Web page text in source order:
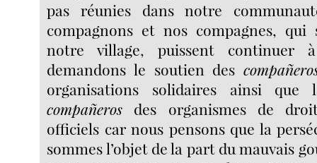
pas réunies dans notre
compagnons et nos compagnes, qui
notre village, puissent continuer
demandons le soutien des
organisations solidaires ainsi que
compañeros des organismes de
officiels car nous pensons que la
sommes l’objet de la part du mauvais